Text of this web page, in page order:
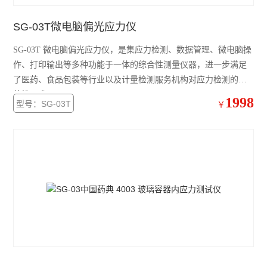
SG-03T微电脑偏光应力仪
SG-03T 微电脑偏光应力仪，是集应力检测、数据管理、微电脑操
作、打印输出等多种功能于一体的综合性测量仪器，进一步满足
了医药、食品包装等行业以及计量检测服务机构对应力检测的规
范性要求
型号：SG-03T ￥ 1998